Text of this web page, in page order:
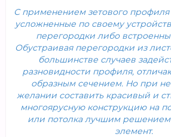
С применением зетового профиля
усложненные по своему
перегородки либо
Обустраивая перегородки из
большинстве случаев
разновидности профиля,
образным сечением. Но при
желании составить красивый и
многоярусную конструкцию на
или потолка лучшим решением
элемент.